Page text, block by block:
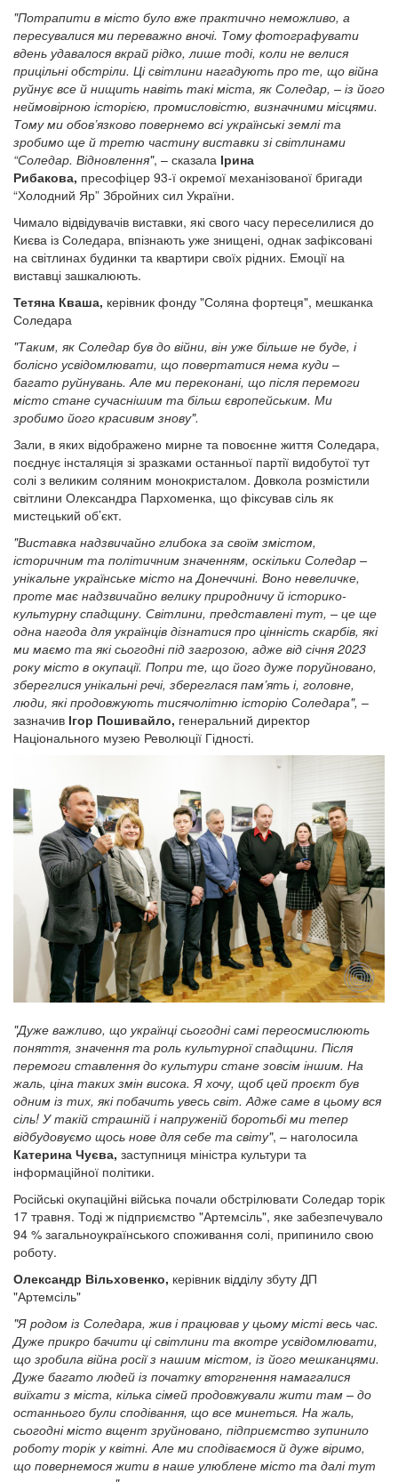
"Потрапити в місто було вже практично неможливо, а
пересувалися ми переважно вночі. Тому фотографувати
вдень удавалося вкрай рідко, лише тоді, коли не велися
прицільні обстріли. Ці світлини нагадують про те, що війна
руйнує все й нищить навіть такі міста, як Соледар, – із його
неймовірною історією, промисловістю, визначними місцями.
Тому ми обов’язково повернемо всі українські землі та
зробимо ще й третю частину виставки зі світлинами
“Соледар. Відновлення", – сказала Ірина
Рибакова, пресофіцер 93-ї окремої механізованої бригади
“Холодний Яр” Збройних сил України.
Чимало відвідувачів виставки, які свого часу переселилися до
Києва із Соледара, впізнають уже знищені, однак зафіксовані
на світлинах будинки та квартири своїх рідних. Емоції на
виставці зашкалюють.
Тетяна Кваша, керівник фонду "Соляна фортеця", мешканка
Соледара
"Таким, як Соледар був до війни, він уже більше не буде, і
болісно усвідомлювати, що повертатися нема куди –
багато руйнувань. Але ми переконані, що після перемоги
місто стане сучаснішим та більш європейським. Ми
зробимо його красивим знову".
Зали, в яких відображено мирне та повоєнне життя Соледара,
поєднує інсталяція зі зразками останньої партії видобутої тут
солі з великим соляним монокристалом. Довкола розмістили
світлини Олександра Пархоменка, що фіксував сіль як
мистецький об’єкт.
"Виставка надзвичайно глибока за своїм змістом,
історичним та політичним значенням, оскільки Соледар –
унікальне українське місто на Донеччині. Воно невеличке,
проте має надзвичайно велику природничу й історико-
культурну спадщину. Світлини, представлені тут, – це ще
одна нагода для українців дізнатися про цінність скарбів, які
ми маємо та які сьогодні під загрозою, адже від січня 2023
року місто в окупації. Попри те, що його дуже поруйновано,
збереглися унікальні речі, збереглася пам’ять і, головне,
люди, які продовжують тисячолітню історію Соледара", –
зазначив Ігор Пошивайло, генеральний директор
Національного музею Революції Гідності.
"Дуже важливо, що українці сьогодні самі переосмислюють
поняття, значення та роль культурної спадщини. Після
перемоги ставлення до культури стане зовсім іншим. На
жаль, ціна таких змін висока. Я хочу, щоб цей проєкт був
одним із тих, які побачить увесь світ. Адже саме в цьому вся
сіль! У такій страшній і напруженій боротьбі ми тепер
відбудовуємо щось нове для себе та світу", – наголосила
Катерина Чуєва, заступниця міністра культури та
інформаційної політики.
Російські окупаційні війська почали обстрілювати Соледар торік
17 травня. Тоді ж підприємство "Артемсіль", яке забезпечувало
94 % загальноукраїнського споживання солі, припинило свою
роботу.
Олександр Вільховенко, керівник відділу збуту ДП
"Артемсіль"
"Я родом із Соледара, жив і працював у цьому місті весь час.
Дуже прикро бачити ці світлини та вкотре усвідомлювати,
що зробила війна росії з нашим містом, із його мешканцями.
Дуже багато людей із початку вторгнення намагалися
виїхати з міста, кілька сімей продовжували жити там – до
останнього були сподівання, що все минеться. На жаль,
сьогодні місто вщент зруйновано, підприємство зупинило
роботу торік у квітні. Але ми сподіваємося й дуже віримо,
що повернемося жити в наше улюблене місто та далі тут